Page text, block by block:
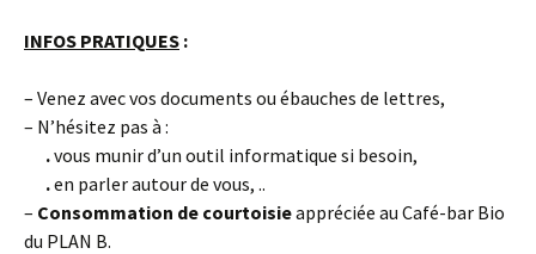
INFOS PRATIQUES :
– Venez avec vos documents ou ébauches de lettres,
– N’hésitez pas à :
.vous munir d’un outil informatique si besoin,
.en parler autour de vous, ..
– Consommation de courtoisieappréciée au Café-bar Bio
du PLAN B.